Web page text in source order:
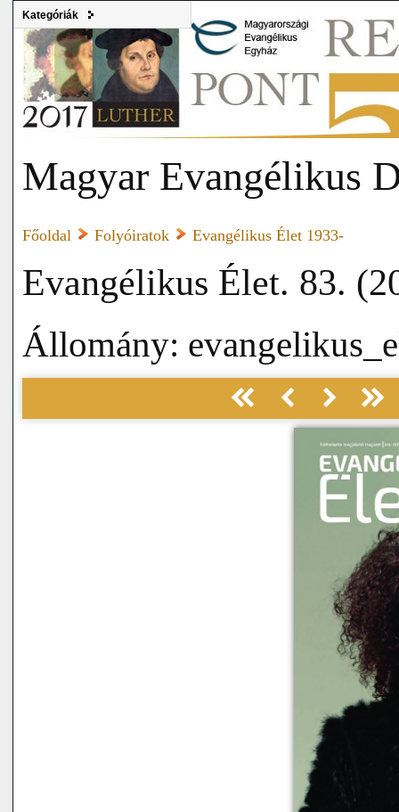
Kategóriák
Magyar Evangélikus
Főoldal Folyóiratok Evangélikus Élet 1933-
Evangélikus Élet. 83.
Állomány: